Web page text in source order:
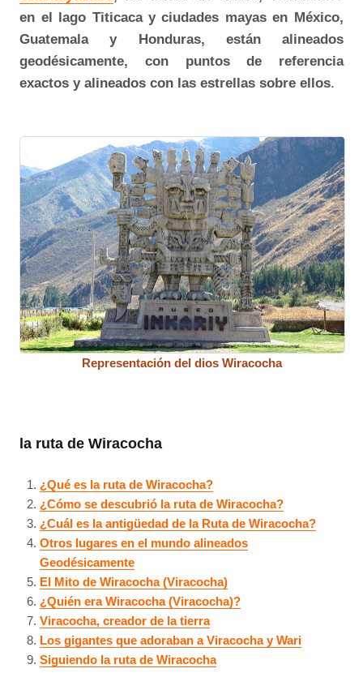
en el lago Titicaca y ciudades mayas en México,
Guatemala y Honduras, están alineados
geodésicamente, con puntos de referencia
exactos y alineados con las estrellas sobre ellos.
Representación del dios Wiracocha
la ruta de Wiracocha
¿Qué es la ruta de Wiracocha?
¿Cómo se descubrió la ruta de Wiracocha?
¿Cuál es la antigüedad de la Ruta de Wiracocha?
Otros lugares en el mundo alineados
Geodésicamente
El Mito de Wiracocha (Viracocha)
¿Quién era Wiracocha (Viracocha)?
Viracocha, creador de la tierra
Los gigantes que adoraban a Viracocha y Wari
Siguiendo la ruta de Wiracocha